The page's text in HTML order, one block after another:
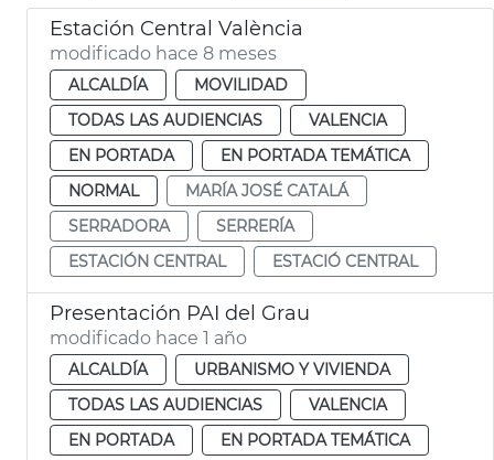
Estación Central València
modificado hace 8 meses
ALCALDÍA
MOVILIDAD
TODAS LAS AUDIENCIAS
VALENCIA
EN PORTADA
EN PORTADA TEMÁTICA
NORMAL
MARÍA JOSÉ CATALÁ
SERRADORA
SERRERÍA
ESTACIÓN CENTRAL
ESTACIÓ CENTRAL
Presentación PAI del Grau
modificado hace 1 año
ALCALDÍA
URBANISMO Y VIVIENDA
TODAS LAS AUDIENCIAS
VALENCIA
EN PORTADA
EN PORTADA TEMÁTICA